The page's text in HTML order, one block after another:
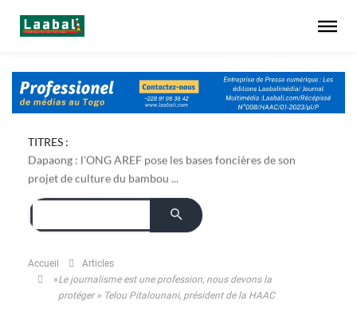
TITRES :
Dapaong : l'ONG AREF pose les bases foncières de son
projet de culture du bambou ...
Accueil
Articles
»Le journalisme est une profession, nous devons la
protéger » Telou Pitalounani, président de la HAAC